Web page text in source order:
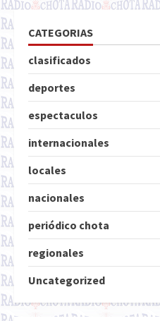
CATEGORIAS
clasificados
deportes
espectaculos
internacionales
locales
nacionales
periódico chota
regionales
Uncategorized